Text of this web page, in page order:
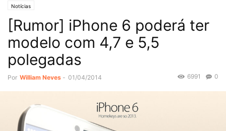
Notícias
[Rumor] iPhone 6 poderá ter
modelo com 4,7 e 5,5
polegadas
Por William Neves - 01/04/2014 0
6991